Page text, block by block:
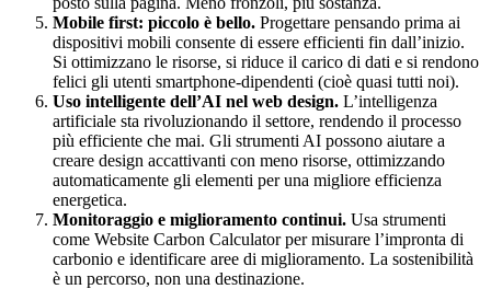
Mobile first: piccolo è bello. Progettare pensando prima ai
dispositivi mobili consente di essere efficienti fin dall’inizio.
Si ottimizzano le risorse, si riduce il carico di dati e si rendono
felici gli utenti smartphone-dipendenti (cioè quasi tutti noi).
Uso intelligente dell’AI nel web design. L’intelligenza
artificiale sta rivoluzionando il settore, rendendo il processo
più efficiente che mai. Gli strumenti AI possono aiutare a
creare design accattivanti con meno risorse, ottimizzando
automaticamente gli elementi per una migliore efficienza
energetica.
Monitoraggio e miglioramento continui. Usa strumenti
come Website Carbon Calculator per misurare l’impronta di
carbonio e identificare aree di miglioramento. La sostenibilità
è un percorso, non una destinazione.